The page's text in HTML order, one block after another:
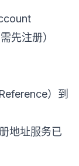
先注册）
）到
地址服务已